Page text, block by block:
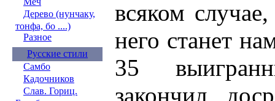
Дерево (нунчаку,
тонфа, бо ....)
Разное
Русские стили
Самбо
Кадочников
Слав. Гориц.
всяком
него станет
35
закончил